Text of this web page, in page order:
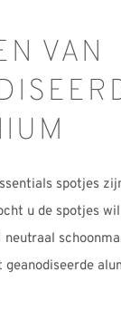
VAN
spotjes
u de spotjes
neutraal
geanodiseerde